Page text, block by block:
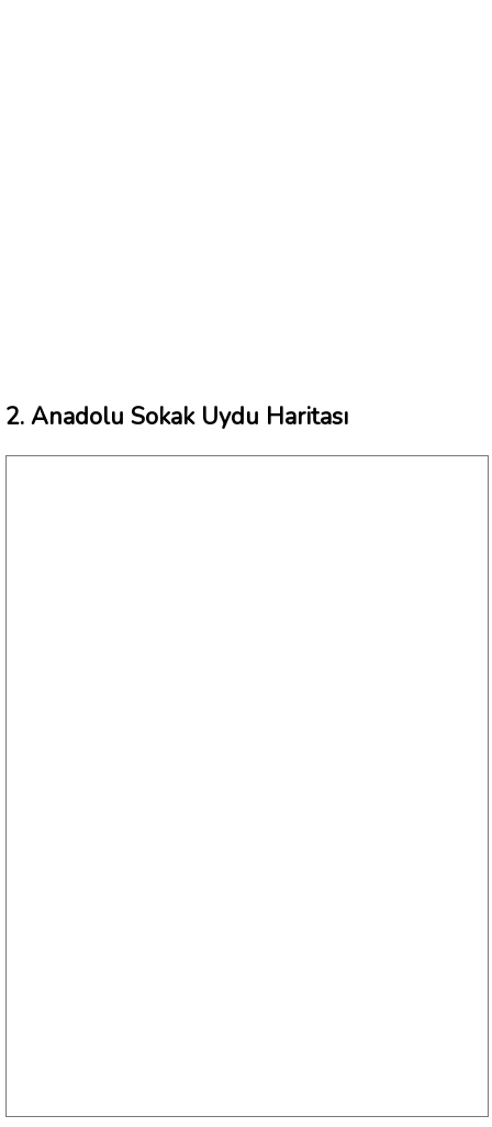
2. Anadolu Sokak Uydu Haritası